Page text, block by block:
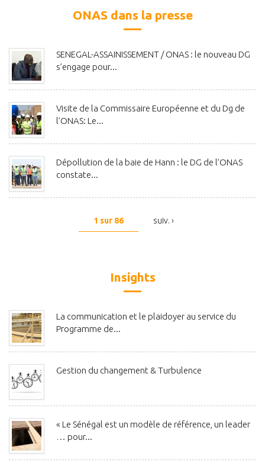
ONAS dans la presse
SENEGAL-ASSAINISSEMENT / ONAS : le nouveau DG
s’engage pour...
Visite de la Commissaire Européenne et du Dg de
l’ONAS: Le...
Dépollution de la baie de Hann : le DG de l’ONAS
constate...
1 sur 86 suiv. ›
Insights
La communication et le plaidoyer au service du
Programme de...
Gestion du changement & Turbulence
« Le Sénégal est un modèle de référence, un leader
… pour...